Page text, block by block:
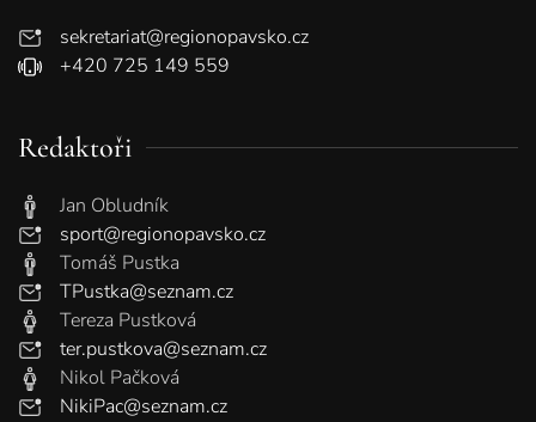
sekretariat@regionopavsko.cz
+420 725 149 559
Redaktoři
Jan Obludník
sport@regionopavsko.cz
Tomáš Pustka
TPustka@seznam.cz
Tereza Pustková
ter.pustkova@seznam.cz
Nikol Pačková
NikiPac@seznam.cz